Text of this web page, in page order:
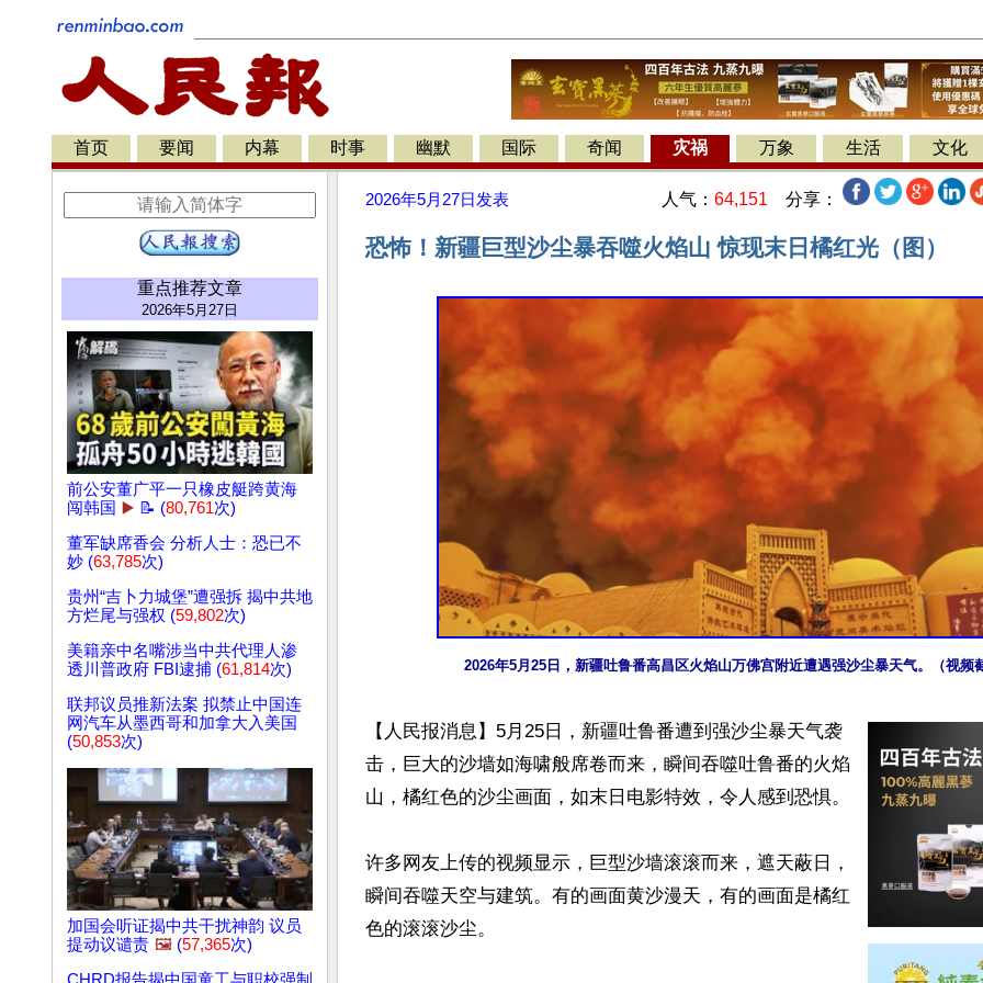
首页 要闻 内幕 时事 幽默 国际 奇闻 灾祸 万象 生活 文化
重点推荐文章
2026年5月27日
前公安董广平一只橡皮艇跨黄海
闯韩国 ▶️ 📝 (80,761次)
董军缺席香会 分析人士：恐已不
妙 (63,785次)
贵州“吉卜力城堡”遭强拆 揭中共地
方烂尾与强权 (59,802次)
美籍亲中名嘴涉当中共代理人渗
透川普政府 FBI逮捕 (61,814次)
联邦议员推新法案 拟禁止中国连
网汽车从墨西哥和加拿大入美国
(50,853次)
加国会听证揭中共干扰神韵 议员
提动议谴责 🖼️ (57,365次)
2026年5月27日 发表 人气： 64,151 分享：
恐怖！新疆巨型沙尘暴吞噬火焰山 惊现末日橘红光（图）
2026年5月25日，新疆吐鲁番高昌区火焰山万佛宫附近遭遇强沙尘暴天气。（视频
【人民报消息】5月25日，新疆吐鲁番遭到强沙尘暴天气袭
击，巨大的沙墙如海啸般席卷而来，瞬间吞噬吐鲁番的火焰
山，橘红色的沙尘画面，如末日电影特效，令人感到恐惧。
许多网友上传的视频显示，巨型沙墙滚滚而来，遮天蔽日，
瞬间吞噬天空与建筑。有的画面黄沙漫天，有的画面是橘红
色的滚滚沙尘。